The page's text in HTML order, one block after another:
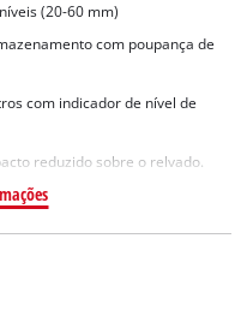
(20-60 mm)
com poupança de
com indicador de nível de
reduzido sobre o relvado.